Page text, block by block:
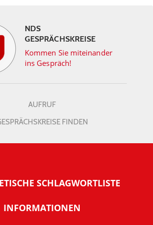
NDS
GESPRÄCHSKREISE
Kommen Sie miteinander
ins Gespräch!
AUFRUF
FINDEN
SCHLAGWORTLISTE
INFORMATIONEN